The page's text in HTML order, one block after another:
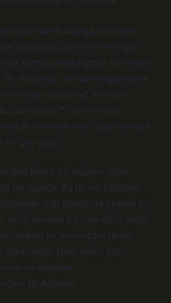
bazen kulağa karmaşık
hayatımızda hemen her gün
tam anlamadığımız terimlerle
Bir düşünün, bir sabah gazetede
terime rastladınız. Hemen
da neymiş?” diye soruyor
etmeyin, sıfır dizisi aslında
şey değil.
belirli bir düzene göre
bir yapıdır. Bu terim, özellikle
gibi alanlarda önemli bir
dizisi aslında bir sayı dizisi değil
bir konseptin temel
eder. Hadi gelin, sıfır
inceleyelim.
İlk Adımlar